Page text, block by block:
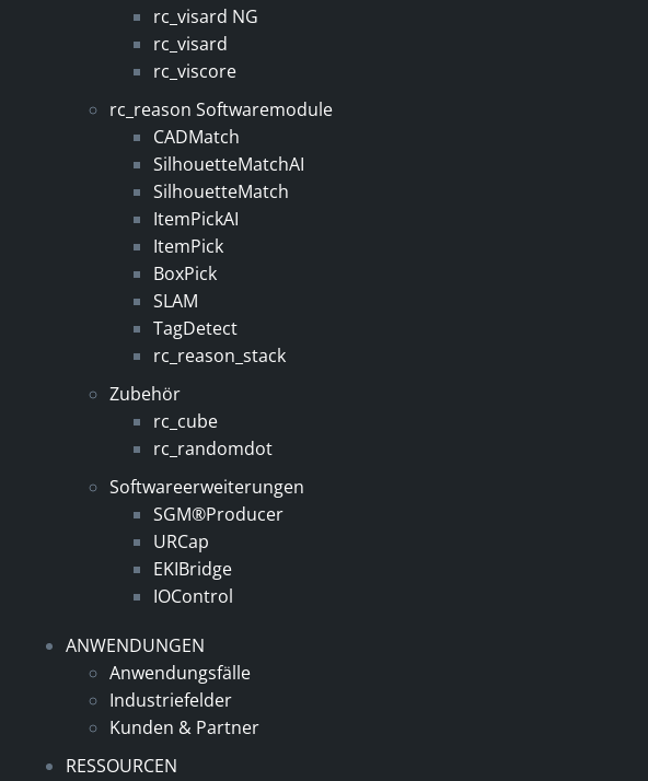
rc_visard NG
rc_visard
rc_viscore
rc_reason Softwaremodule
CADMatch
SilhouetteMatchAI
SilhouetteMatch
ItemPickAI
ItemPick
BoxPick
SLAM
TagDetect
rc_reason_stack
Zubehör
rc_cube
rc_randomdot
Softwareerweiterungen
SGM®Producer
URCap
EKIBridge
IOControl
ANWENDUNGEN
Anwendungsfälle
Industriefelder
Kunden & Partner
RESSOURCEN